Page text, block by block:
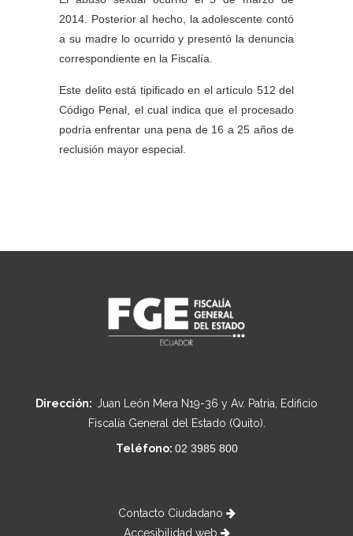
2014. Posterior al hecho, la adolescente contó
a su madre lo ocurrido y presentó la denuncia
correspondiente en la Fiscalía.
Este delito está tipificado en el artículo 512 del
Código Penal, el cual indica que el procesado
podría enfrentar una pena de 16 a 25 años de
reclusión mayor especial.
Dirección: Juan León Mera N19-36 y Av. Patria, Edificio
Fiscalía General del Estado (Quito).
Teléfono: 02 3985 800
Contacto Ciudadano
Accesibilidad web